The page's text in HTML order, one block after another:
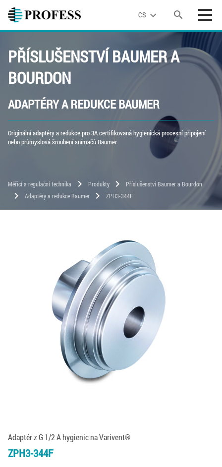
CS expand_more search
PŘÍSLUŠENSTVÍ BAUMER A
BOURDON
ADAPTÉRY A REDUKCE BAUMER
Originální adaptéry a redukce pro 3A certifikovaná hygienická procesní připojení
nebo průmyslová šroubení snímačů Baumer.
Měřicí a regulační technika chevron_right Produkty chevron_right Příslušenství Baumer a Bourdon
chevron_right Adaptéry a redukce Baumer chevron_right ZPH3-344F
Adaptér z G 1/2 A hygienic na Varivent®
ZPH3-344F